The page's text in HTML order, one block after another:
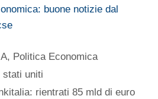
buone notizie dal
, Politica Economica
stati uniti
rientrati 85 mld di euro